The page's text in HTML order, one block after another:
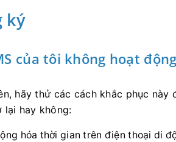
ký
của tôi không hoạt
hãy thử các cách khắc phục
lại hay không:
hóa thời gian trên điện thoại di